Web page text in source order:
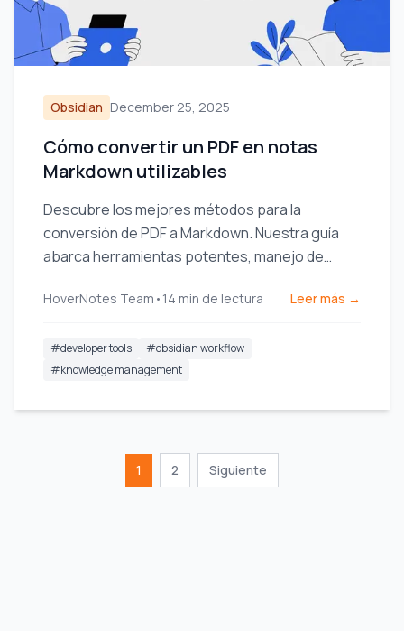
Obsidian December 25, 2025
Cómo convertir un PDF en notas
Markdown utilizables
Descubre los mejores métodos para la
conversión de PDF a Markdown. Nuestra guía
abarca herramientas potentes, manejo de
flujo de trabajo.
HoverNotes Team • 14 min de lectura Leer más →
#developer tools #obsidian workflow
#knowledge management
1 2 Siguiente